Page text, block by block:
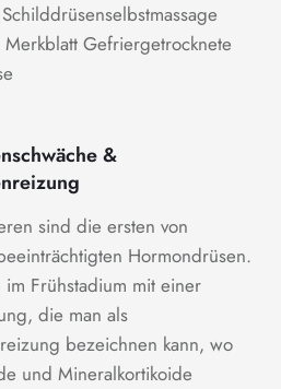
Merkblatt Gefriergetrocknete
&
sind die ersten von
Hormondrüsen.
Frühstadium mit einer
die man als
bezeichnen kann, wo
und Mineralkortikoide